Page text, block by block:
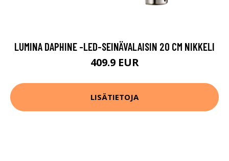
LUMINA DAPHINE -LED-SEINÄVALAISIN 20 CM NIKKELI
409.9 EUR
LISÄTIETOJA